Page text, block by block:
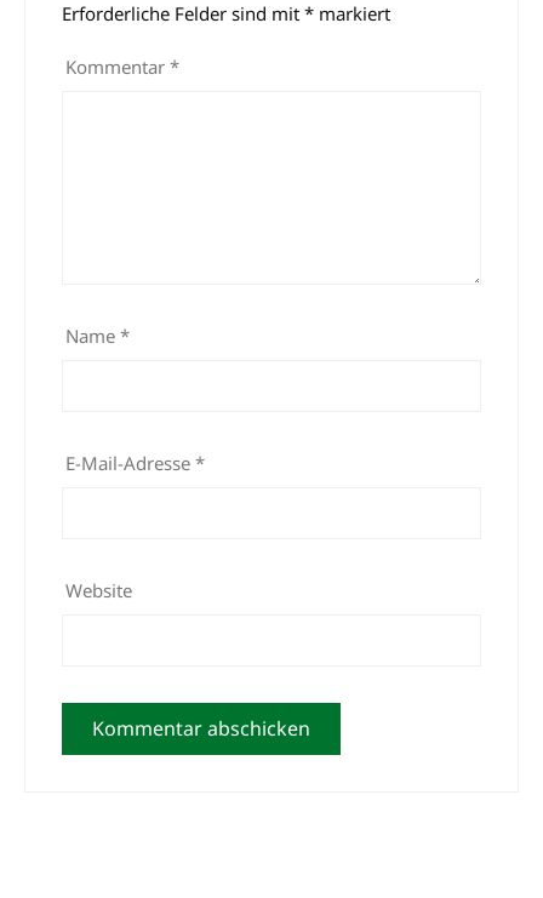
Erforderliche Felder sind mit * markiert
Kommentar *
Name *
E-Mail-Adresse *
Website